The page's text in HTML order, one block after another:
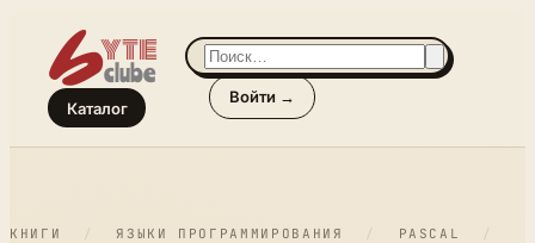
Каталог
Войти →
КНИГИ / ЯЗЫКИ ПРОГРАММИРОВАНИЯ / PASCAL
/